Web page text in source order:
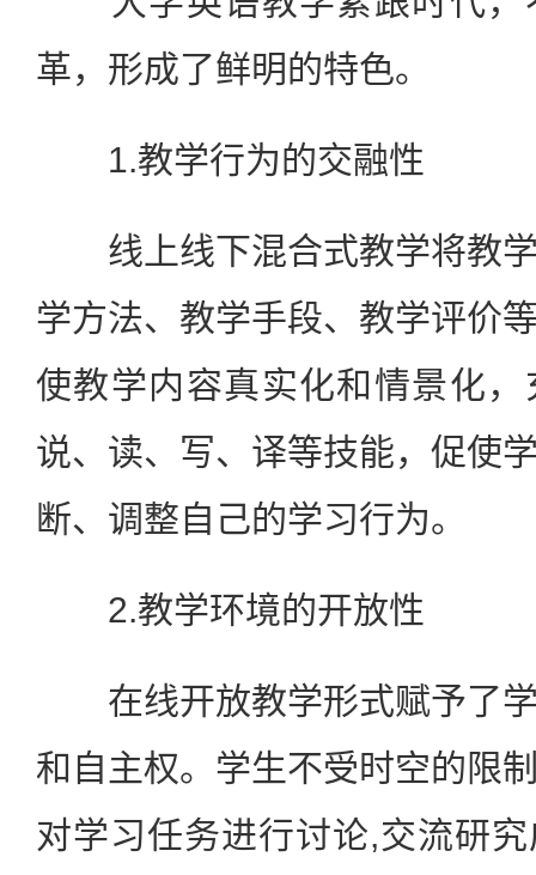
革，形成了鲜明的特色。
1.教学行为的交融性
线上线下混合式教学将教学
学方法、教学手段、教学评价
使教学内容真实化和情景化
说、读、写、译等技能，促使
断、调整自己的学习行为。
2.教学环境的开放性
在线开放教学形式赋予了学
和自主权。学生不受时空的限
对学习任务进行讨论,交流研